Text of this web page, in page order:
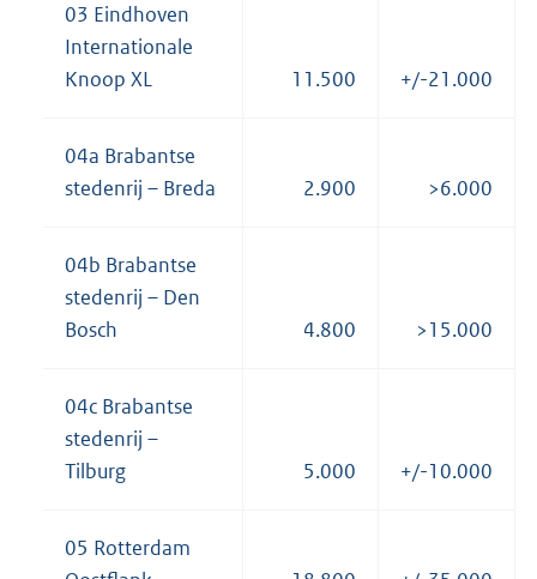
03 Eindhoven
Internationale
Knoop XL
11.500 +/-21.000
04a Brabantse
stedenrij – Breda
2.900 >6.000
04b Brabantse
stedenrij – Den
Bosch
4.800 >15.000
04c Brabantse
stedenrij –
Tilburg
5.000 +/-10.000
05 Rotterdam